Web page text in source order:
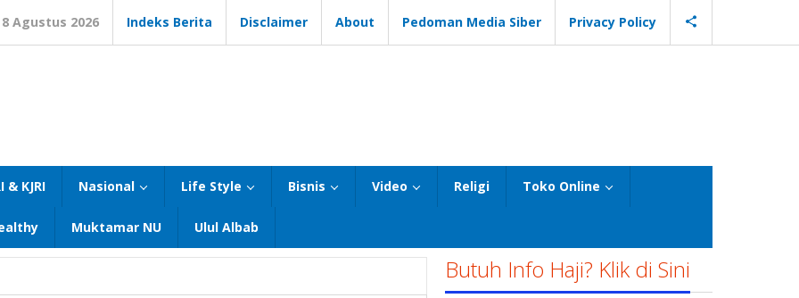
8 Agustus 2026 Indeks Berita Disclaimer About Pedoman Media Siber Privacy Policy
& KJRI Nasional Life Style Bisnis Video Religi Toko Online
Muktamar NU Ulul Albab
Butuh Info Haji? Klik di Sini